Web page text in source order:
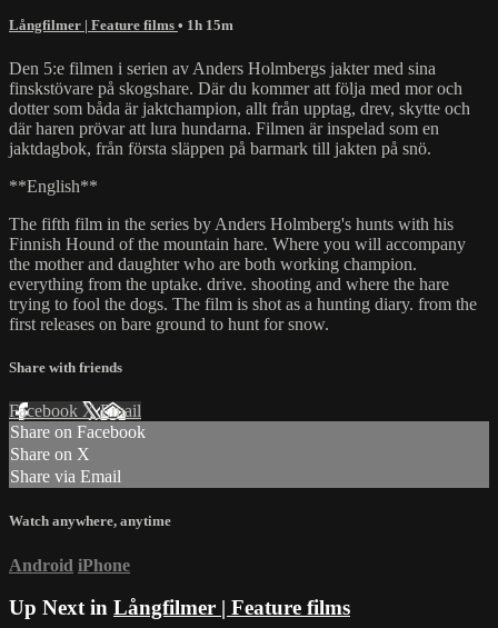
Långfilmer | Feature films • 1h 15m
Den 5:e filmen i serien av Anders Holmbergs jakter med sina
finskstövare på skogshare. Där du kommer att följa med mor och
dotter som båda är jaktchampion, allt från upptag, drev, skytte och
där haren prövar att lura hundarna. Filmen är inspelad som en
jaktdagbok, från första släppen på barmark till jakten på snö.
**English**
The fifth film in the series by Anders Holmberg's hunts with his
Finnish Hound of the mountain hare. Where you will accompany
the mother and daughter who are both working champion.
everything from the uptake. drive. shooting and where the hare
trying to fool the dogs. The film is shot as a hunting diary. from the
first releases on bare ground to hunt for snow.
Share with friends
Facebook XEmail
Share on Facebook
Share on X
Share via Email
Watch anywhere, anytime
Android iPhone
Up Next in Långfilmer | Feature films